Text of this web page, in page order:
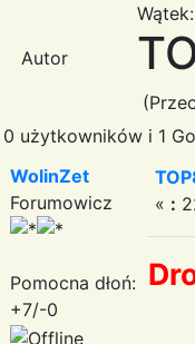
Autor
Wątek:
0 użytkowników i 1
WolinZet
Forumowicz
Pomocna dłoń:
+7/-0
« :